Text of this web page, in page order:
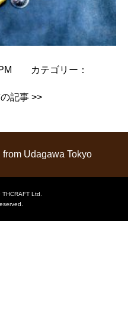
PM カテゴリー：
記事 >>
Udagawa Tokyo
Ltd.